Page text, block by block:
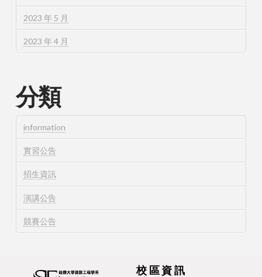
2023 年 5 月
2023 年 4 月
分類
information
實習公告
招生資訊
演講公告
競賽公告
校區資訊